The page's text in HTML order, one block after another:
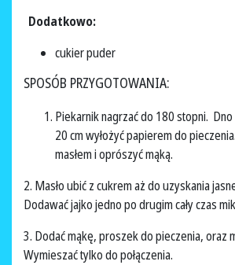
Dodatkowo:
cukier puder
SPOSÓB PRZYGOTOWANIA:
Piekarnik nagrzać do 180 stopni.
20 cm wyłożyć papierem do
masłem i oprószyć mąką.
2. Masło ubić z cukrem aż do uzyskania
Dodawać jajko jedno po drugim cały czas
3. Dodać mąkę, proszek do pieczenia, oraz
Wymieszać tylko do połączenia.